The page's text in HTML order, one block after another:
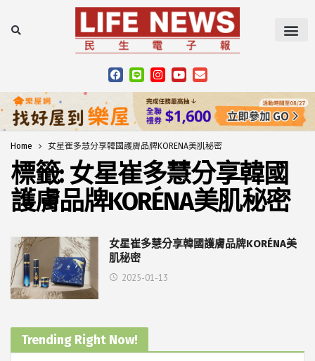
Home 女星崔多慧分享韓國護膚品牌KORÉNA美肌秘密
標籤:女星崔多慧分享韓國
護膚品牌KORÉNA美肌秘密
女星崔多慧分享韓國護膚品牌KORÉNA美
肌秘密
2025-01-13
Trending Right Now!